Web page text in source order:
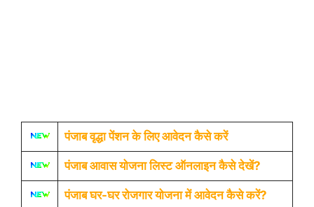
पंजाब वृद्धा पेंशन के लिए आवेदन कैसे करें
पंजाब आवास योजना लिस्ट ऑनलाइन कैसे देखें?
पंजाब घर-घर रोजगार योजना में आवेदन कैसे करें?